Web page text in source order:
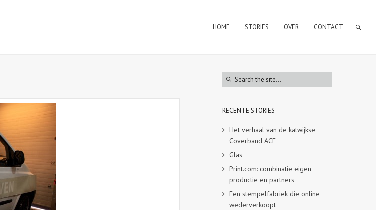
HOME STORIES OVER CONTACT
RECENTE STORIES
Het verhaal van de katwijkse
Coverband ACE
Glas
Print.com: combinatie eigen
productie en partners
Een stempelfabriek die online
wederverkoopt